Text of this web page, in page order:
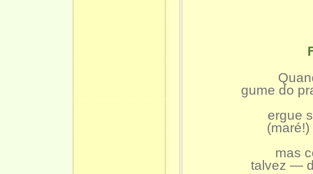
gume do
ergue
mas
talvez —